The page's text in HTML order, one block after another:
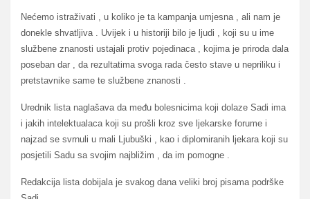
Nećemo istraživati , u koliko je ta kampanja umjesna , ali nam je
donekle shvatljiva . Uvijek i u historiji bilo je ljudi , koji su u ime
službene znanosti ustajali protiv pojedinaca , kojima je priroda dala
poseban dar , da rezultatima svoga rada često stave u nepriliku i
pretstavnike same te službene znanosti .
Urednik lista naglašava da među bolesnicima koji dolaze Sadi ima
i jakih intelektualaca koji su prošli kroz sve ljekarske forume i
najzad se svrnuli u mali Ljubuški , kao i diplomiranih ljekara koji su
posjetili Sadu sa svojim najbližim , da im pomogne .
Redakcija lista dobijala je svakog dana veliki broj pisama podrške